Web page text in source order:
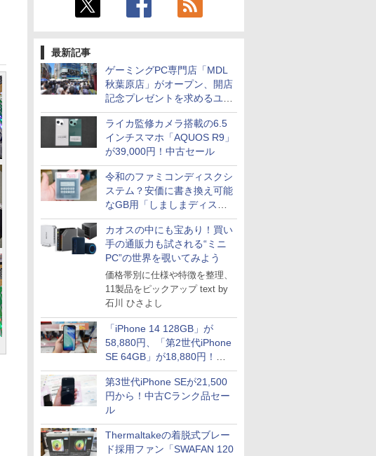
最新記事
ゲーミングPC専門店「MDL
秋葉原店」がオープン、開店
記念プレゼントを求めるユー
ザーが押し寄せ長蛇の列に
ライカ監修カメラ搭載の6.5
インチスマホ「AQUOS R9」
が39,000円！中古セール
令和のファミコンディスクシ
ステム？安価に書き換え可能
なGB用「しましまディスク
システム」
カオスの中にも宝あり！買い
手の通販力も試される“ミニ
PC”の世界を覗いてみよう
価格帯別に仕様や特徴を整理、
11製品をピックアップ text by
石川 ひさよし
「iPhone 14 128GB」が
58,880円、「第2世代iPhone
SE 64GB」が18,880円！中
古Bランク品セール
第3世代iPhone SEが21,500
円から！中古Cランク品セー
ル
Thermaltakeの着脱式ブレー
ド採用ファン「SWAFAN 120